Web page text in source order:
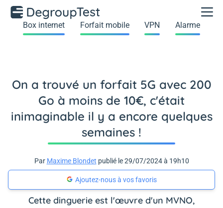
Box internet Forfait mobile VPN Alarme
On a trouvé un forfait 5G avec 200
Go à moins de 10€, c'était
inimaginable il y a encore quelques
semaines !
Par Maxime Blondet publié le 29/07/2024 à 19h10
Ajoutez-nous à vos favoris
Cette dinguerie est l'œuvre d'un MVNO,